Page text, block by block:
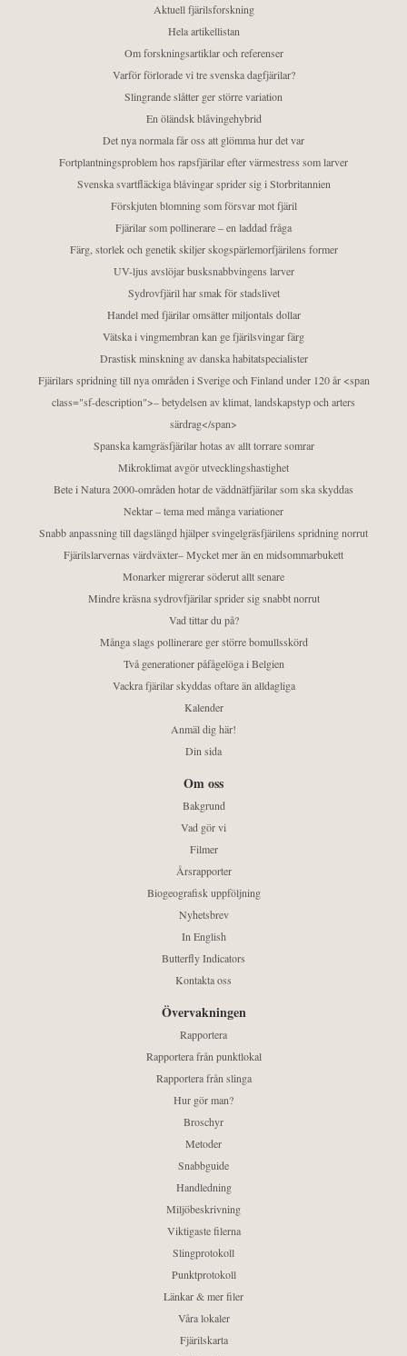
Aktuell fjärilsforskning
Hela artikellistan
Om forskningsartiklar och referenser
Varför förlorade vi tre svenska dagfjärilar?
Slingrande slåtter ger större variation
En öländsk blåvingehybrid
Det nya normala får oss att glömma hur det var
Fortplantningsproblem hos rapsfjärilar efter värmestress som larver
Svenska svartfläckiga blåvingar sprider sig i Storbritannien
Förskjuten blomning som försvar mot fjäril
Fjärilar som pollinerare – en laddad fråga
Färg, storlek och genetik skiljer skogspärlemorfjärilens former
UV-ljus avslöjar busksnabbvingens larver
Sydrovfjäril har smak för stadslivet
Handel med fjärilar omsätter miljontals dollar
Vätska i vingmembran kan ge fjärilsvingar färg
Drastisk minskning av danska habitatspecialister
Fjärilars spridning till nya områden i Sverige och Finland under 120 år <span
class="sf-description">– betydelsen av klimat, landskapstyp och arters
särdrag</span>
Spanska kamgräsfjärilar hotas av allt torrare somrar
Mikroklimat avgör utvecklingshastighet
Bete i Natura 2000-områden hotar de väddnätfjärilar som ska skyddas
Nektar – tema med många variationer
Snabb anpassning till dagslängd hjälper svingelgräsfjärilens spridning norrut
Fjärilslarvernas värdväxter– Mycket mer än en midsommarbukett
Monarker migrerar söderut allt senare
Mindre kräsna sydrovfjärilar sprider sig snabbt norrut
Vad tittar du på?
Många slags pollinerare ger större bomullsskörd
Två generationer påfågelöga i Belgien
Vackra fjärilar skyddas oftare än alldagliga
Kalender
Anmäl dig här!
Din sida
Om oss
Bakgrund
Vad gör vi
Filmer
Årsrapporter
Biogeografisk uppföljning
Nyhetsbrev
In English
Butterfly Indicators
Kontakta oss
Övervakningen
Rapportera
Rapportera från punktlokal
Rapportera från slinga
Hur gör man?
Broschyr
Metoder
Snabbguide
Handledning
Miljöbeskrivning
Viktigaste filerna
Slingprotokoll
Punktprotokoll
Länkar & mer filer
Våra lokaler
Fjärilskarta